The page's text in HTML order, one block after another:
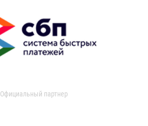
Официальный партнер